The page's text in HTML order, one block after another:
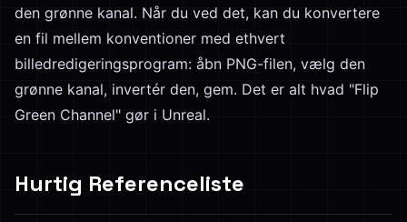
den grønne kanal. Når du ved det, kan du konvertere
en fil mellem konventioner med ethvert
billedredigeringsprogram: åbn PNG-filen, vælg den
grønne kanal, invertér den, gem. Det er alt hvad "Flip
Green Channel" gør i Unreal.
Hurtig Referenceliste